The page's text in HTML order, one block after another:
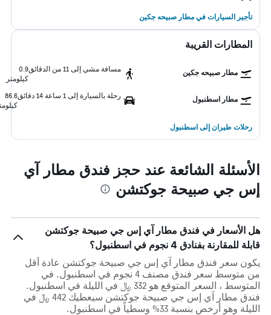
تأجير السيارات في مطار صبيحه جكين
المطارات القريبة
مطار صبيحه جكين مسافة مشي إلى 11 من الدقائق
0.9
كيلومتر
مطار اسطنبول رحلة بالسيارة إلى 1 ساعة 14 دقائق
86.6
رحلات طيران إلى اسطنبول
الأسئلة الشائعة عند حجز فندق مطار آي
إس جي صبيحة جوكتشن
هل الأسعار في فندق مطار آي إس جي صبيحة جوكتشن
قابلة للمقارنة بفنادق 4 نجوم في اسطنبول؟
يكون سعر فندق مطار آي إس جي صبيحة جوكتشن عادة أقل
من متوسط ​​سعر فندق مصنف 4 نجوم في اسطنبول. في
المتوسط ، السعر المتوقع هو 332 ﷼ في الليلة في اسطنبول.
فندق مطار آي إس جي صبيحة جوكتشن سيعطيك 442 ﷼ في
الليلة وهو أرخص بنسبة 33% وسطياً في اسطنبول.